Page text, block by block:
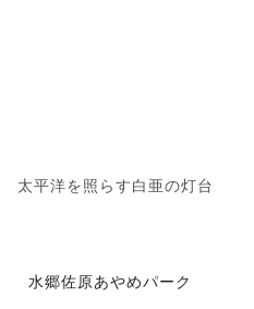
太平洋を照らす白亜の灯台
水郷佐原あやめパーク